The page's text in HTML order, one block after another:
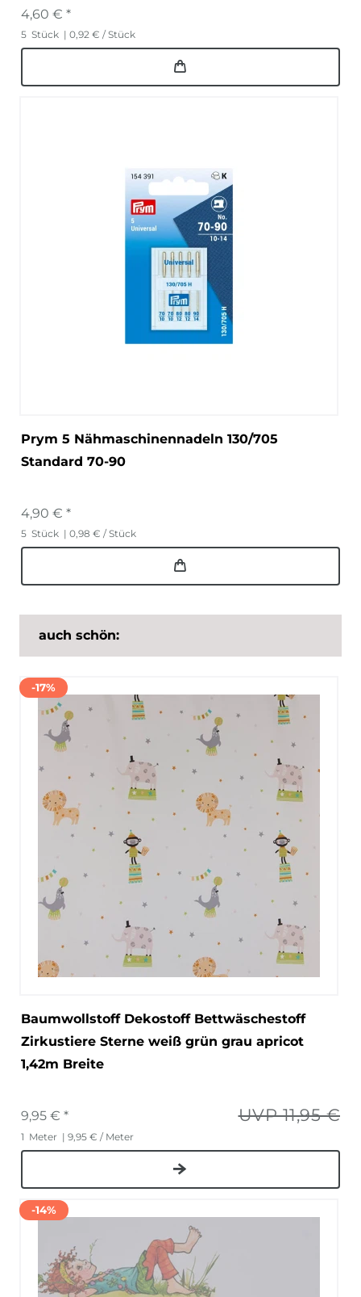
4,60 € *
5 Stück | 0,92 € / Stück
Prym 5 Nähmaschinennadeln 130/705
Standard 70-90
4,90 € *
5 Stück | 0,98 € / Stück
auch schön:
-17%
Baumwollstoff Dekostoff Bettwäschestoff
Zirkustiere Sterne weiß grün grau apricot
1,42m Breite
UVP 11,95 €
9,95 € *
1 Meter | 9,95 € / Meter
-14%